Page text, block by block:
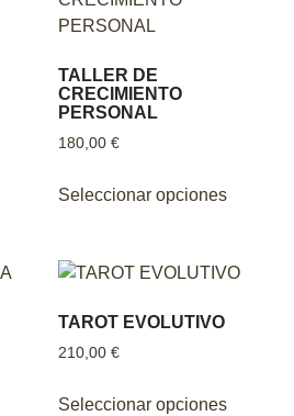
TALLER DE
CRECIMIENTO
PERSONAL
180,00 €
Seleccionar opciones
TAROT EVOLUTIVO
210,00 €
Seleccionar opciones